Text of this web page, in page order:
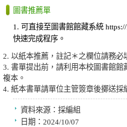
圖書推薦單
1. 可直接至圖書館館藏系統
快速完成程序。
2. 以紙本推薦，註記＊之欄位請務
3. 書單提出前，請利用本校圖書館
複本。
4. 紙本書單請單位主管簽章後擲送採
資料來源： 採編組
日期： 2024/10/07